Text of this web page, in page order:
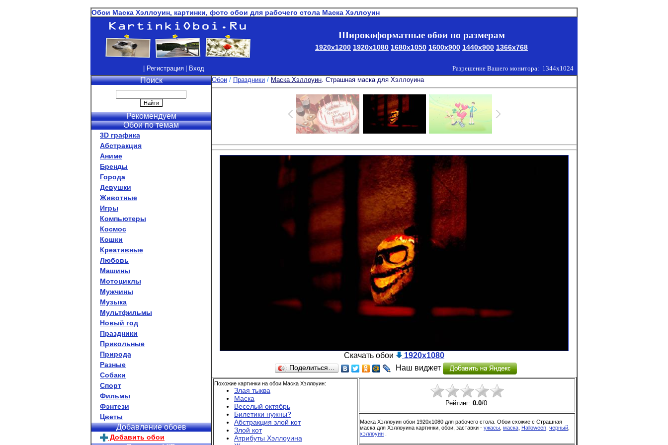
Обои Маска Хэллоуин, картинки, фото обои для рабочего стола Маска Хэллоуин
Широкоформатные обои по размерам
1920x1200 1920x1080 1680x1050 1600x900 1440x900 1366x768
| Регистрация | Вход Разрешение Вашего монитора: 1344x1024
Поиск
Рекомендуем
Обои по темам
3D графика
Абстракция
Аниме
Бренды
Города
Девушки
Животные
Игры
Компьютеры
Космос
Кошки
Креативные
Любовь
Машины
Мотоциклы
Мужчины
Музыка
Мультфильмы
Новый год
Праздники
Прикольные
Природа
Разные
Собаки
Спорт
Фильмы
Фэнтези
Цветы
Добавление обоев
Добавить обои
Обои / Праздники / Маска Хэллоуин. Страшная маска для Хэллоуина
Скачать обои 1920x1080
Поделиться… Наш виджет
Похожие картинки на обои Маска Хэллоуин:
Злая тыква
Маска
Веселый октябрь
Билетики нужны?
Абстракция злой кот
Злой кот
Атрибуты Хэллоуина
Рейтинг: 0.0/0
Маска Хэллоуин обои 1920x1080 для рабочего стола. Обои схожие с Страшная
маска для Хэллоуина картинки, обои, заставки - ужасы маска Halloween черный
хэллоуин